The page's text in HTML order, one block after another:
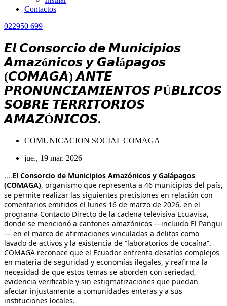
Contactos
022950 699
𝙀𝙡 𝘾𝙤𝙣𝙨𝙤𝙧𝙘𝙞𝙤 𝙙𝙚 𝙈𝙪𝙣𝙞𝙘𝙞𝙥𝙞𝙤𝙨
𝘼𝙢𝙖𝙯ó𝙣𝙞𝙘𝙤𝙨 𝙮 𝙂𝙖𝙡á𝙥𝙖𝙜𝙤𝙨
(𝘾𝙊𝙈𝘼𝙂𝘼) 𝘼𝙉𝙏𝙀
𝙋𝙍𝙊𝙉𝙐𝙉𝘾𝙄𝘼𝙈𝙄𝙀𝙉𝙏𝙊𝙎 𝙋Ú𝘽𝙇𝙄𝘾𝙊𝙎
𝙎𝙊𝘽𝙍𝙀 𝙏𝙀𝙍𝙍𝙄𝙏𝙊𝙍𝙄𝙊𝙎
𝘼𝙈𝘼𝙕Ó𝙉𝙄𝘾𝙊𝙎.
COMUNICACION SOCIAL COMAGA
jue., 19 mar. 2026
....El Consorcio de Municipios Amazónicos y Galápagos
(COMAGA), organismo que representa a 46 municipios del país,
se permite realizar las siguientes precisiones en relación con
comentarios emitidos el lunes 16 de marzo de 2026, en el
programa Contacto Directo de la cadena televisiva Ecuavisa,
donde se mencionó a cantones amazónicos —incluido El Pangui
— en el marco de afirmaciones vinculadas a delitos como
lavado de activos y la existencia de “laboratorios de cocaína”.
COMAGA reconoce que el Ecuador enfrenta desafíos complejos
en materia de seguridad y economías ilegales, y reafirma la
necesidad de que estos temas se aborden con seriedad,
evidencia verificable y sin estigmatizaciones que puedan
afectar injustamente a comunidades enteras y a sus
instituciones locales.